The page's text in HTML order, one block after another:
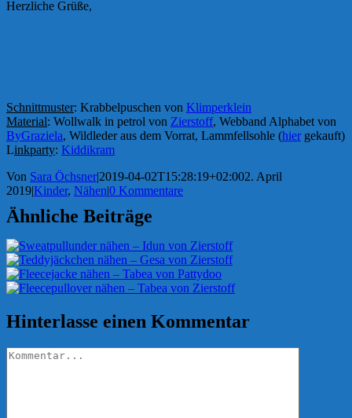
Herzliche Grüße,
Schnittmuster: Krabbelpuschen von Klimperklein
Material: Wollwalk in petrol von Zierstoff, Webband Alphabet von
ByGraziela, Wildleder aus dem Vorrat, Lammfellsohle (hier gekauft)
Linkparty: Kiddikram
Von Sara Öchsner|2019-04-02T15:28:19+02:002. April
2019|Kinder, Nähen|0 Kommentare
Ähnliche Beiträge
Hinterlasse einen Kommentar
Kommentar